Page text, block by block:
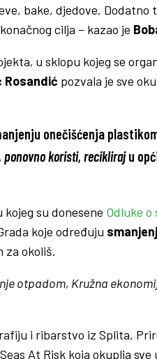
bake, djedove.
cilja – kazao je
, u sklopu kojeg se
Rosandić pozvala je sve
onečišćenja
ponovno koristi, recikliraju
kojeg su donesene Odluke
koje određuju
za okoliš.
otpadom, Kružna
i ribarstvo iz Splita,
At Risk koja okuplja